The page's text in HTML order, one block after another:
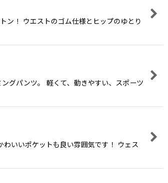
！ ウエストのゴム仕様とヒップのゆとり
グパンツ。 軽くて、動きやすい、スポーツ
いいポケットも良い雰囲気です！ ウェス